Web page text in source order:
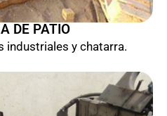
DE PATIO
industriales y chatarra.